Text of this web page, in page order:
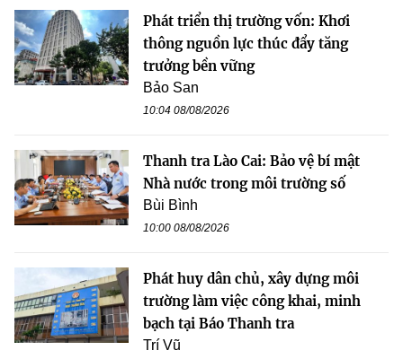
Phát triển thị trường vốn: Khơi
thông nguồn lực thúc đẩy tăng
trưởng bền vững
Bảo San
10:04 08/08/2026
Thanh tra Lào Cai: Bảo vệ bí mật
Nhà nước trong môi trường số
Bùi Bình
10:00 08/08/2026
Phát huy dân chủ, xây dựng môi
trường làm việc công khai, minh
bạch tại Báo Thanh tra
Trí Vũ